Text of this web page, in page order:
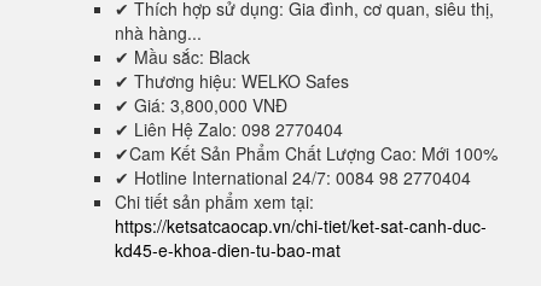
✔ Thích hợp sử dụng: Gia đình, cơ quan, siêu thị,
nhà hàng...
✔ Mầu sắc: Black
✔ Thương hiệu: WELKO Safes
✔ Giá: 3,800,000 VNĐ
✔ Liên Hệ Zalo: 098 2770404
✔Cam Kết Sản Phẩm Chất Lượng Cao: Mới 100%
✔ Hotline International 24/7: 0084 98 2770404
Chi tiết sản phẩm xem tại:
https://ketsatcaocap.vn/chi-tiet/ket-sat-canh-duc-
kd45-e-khoa-dien-tu-bao-mat